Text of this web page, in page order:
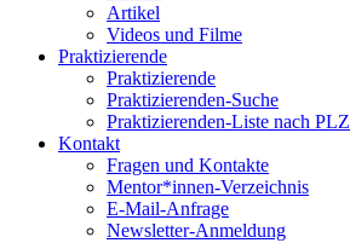
Artikel
Videos und Filme
Praktizierende
Praktizierende
Praktizierenden-Suche
Praktizierenden-Liste nach PLZ
Kontakt
Fragen und Kontakte
Mentor*innen-Verzeichnis
E-Mail-Anfrage
Newsletter-Anmeldung